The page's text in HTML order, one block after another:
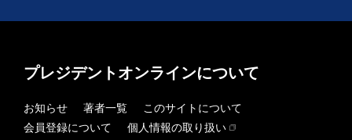
プレジデントオンラインについて
お知らせ 著者一覧
このサイトについて
会員登録について
個人情報の取り扱い